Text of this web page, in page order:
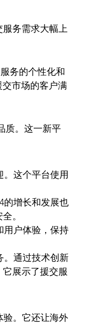
务需求大幅上
务的个性化和
市场的客户满
质。这一新平
这个平台使用
的增长和发展也
。
用户体验，保持
。通过技术创新
展示了援交服
验。它还让海外